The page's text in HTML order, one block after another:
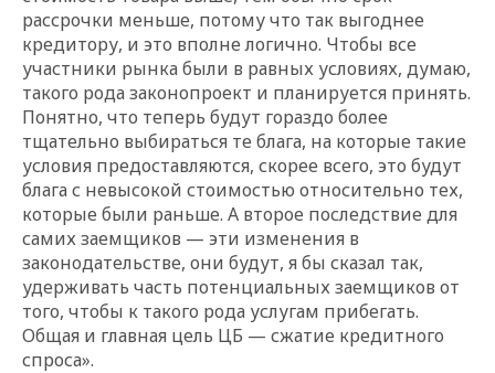
рассрочки меньше, потому что так выгоднее
кредитору, и это вполне логично. Чтобы все
участники рынка были в равных условиях, думаю,
такого рода законопроект и планируется принять.
Понятно, что теперь будут гораздо более
тщательно выбираться те блага, на которые такие
условия предоставляются, скорее всего, это будут
блага с невысокой стоимостью относительно тех,
которые были раньше. А второе последствие для
самих заемщиков — эти изменения в
законодательстве, они будут, я бы сказал так,
удерживать часть потенциальных заемщиков от
того, чтобы к такого рода услугам прибегать.
Общая и главная цель ЦБ — сжатие кредитного
спроса».